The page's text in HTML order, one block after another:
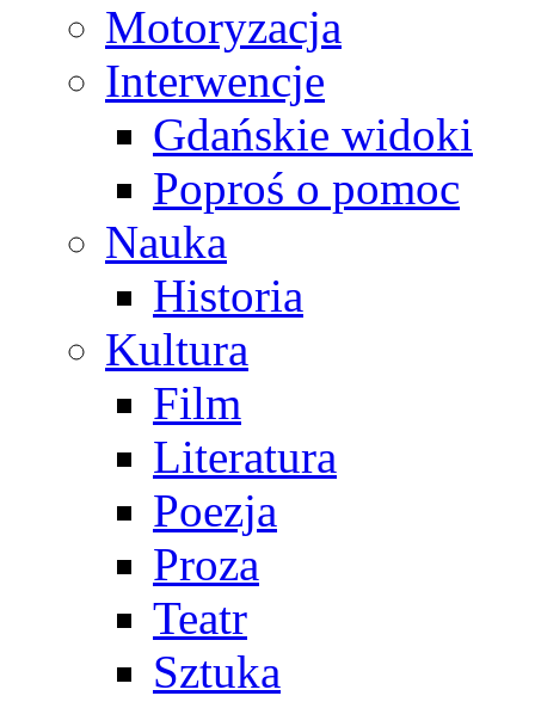
Motoryzacja
Interwencje
Gdańskie widoki
Poproś o pomoc
Nauka
Historia
Kultura
Film
Literatura
Poezja
Proza
Teatr
Sztuka